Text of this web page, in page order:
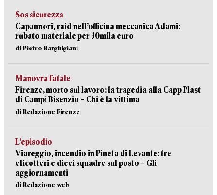
Sos sicurezza
Capannori, raid nell’officina meccanica Adami:
rubato materiale per 30mila euro
di Pietro Barghigiani
Manovra fatale
Firenze, morto sul lavoro: la tragedia alla Capp Plast
di Campi Bisenzio – Chi è la vittima
di Redazione Firenze
L’episodio
Viareggio, incendio in Pineta di Levante: tre
elicotteri e dieci squadre sul posto – Gli
aggiornamenti
di Redazione web